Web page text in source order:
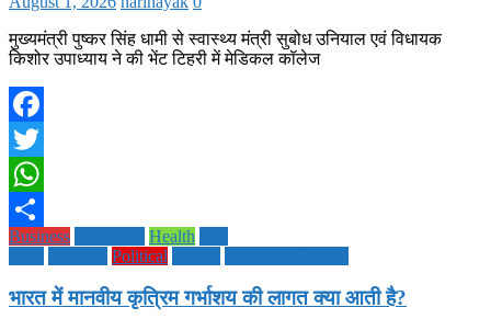
मुख्यमंत्री पुष्कर सिंह धामी से स्वास्थ्य मंत्री सुबोध उनियाल एवं विधायक
किशोर उपाध्याय ने की भेंट टिहरी में मेडिकल कॉलेज
Facebook
Twitter
WhatsApp
Share
Business Health
Political
भारत में मानवीय कृत्रिम गर्भाशय की लागत क्या आती है?